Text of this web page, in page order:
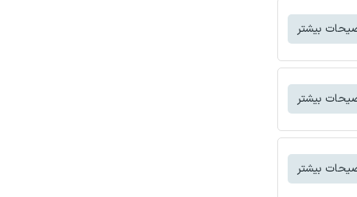
بیشتر
بیشتر
بیشتر